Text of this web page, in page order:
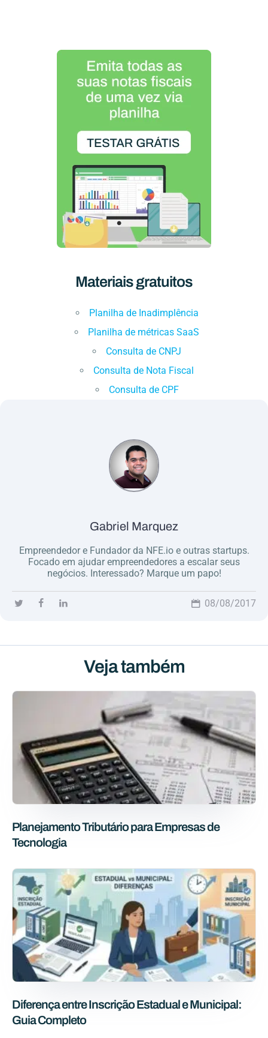
Materiais gratuitos
Planilha de Inadimplência
Planilha de métricas SaaS
Consulta de CNPJ
Consulta de Nota Fiscal
Consulta de CPF
Gabriel Marquez
Empreendedor e Fundador da NFE.io e outras startups.
Focado em ajudar empreendedores a escalar seus
negócios. Interessado? Marque um papo!
08/08/2017
Veja também
Planejamento Tributário para Empresas de
Tecnologia
Diferença entre Inscrição Estadual e Municipal:
Guia Completo